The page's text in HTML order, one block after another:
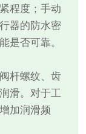
程度；手动
器的防水密
是否可靠。
杆螺纹、齿
滑。对于工
加润滑频